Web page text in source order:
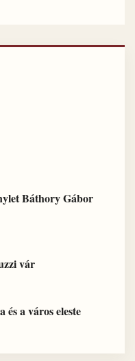
Báthory Gábor
vár
és a város eleste